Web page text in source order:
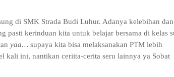
di SMK Strada Budi Luhur. Adanya kelebihan dan
pasti kerinduan kita untuk belajar bersama di kelas
yaa… supaya kita bisa melaksanakan PTM lebih
kali ini, nantikan ceriita-cerita seru lainnya ya Sobat